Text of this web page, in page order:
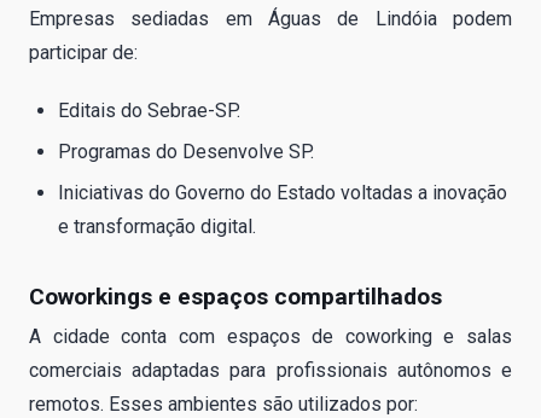
Empresas sediadas em Águas de Lindóia podem
participar de:
Editais do Sebrae-SP.
Programas do Desenvolve SP.
Iniciativas do Governo do Estado voltadas a inovação
e transformação digital.
Coworkings e espaços compartilhados
A cidade conta com espaços de coworking e salas
comerciais adaptadas para profissionais autônomos e
remotos. Esses ambientes são utilizados por: